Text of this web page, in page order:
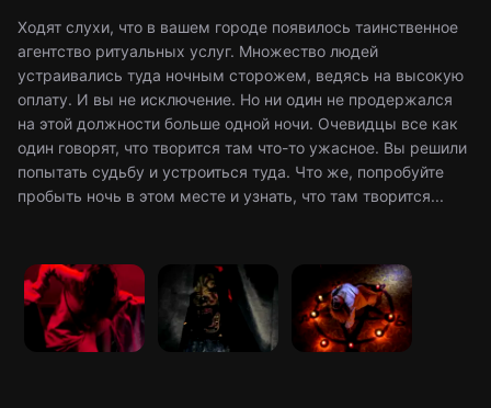
Ходят слухи, что в вашем городе появилось таинственное
агентство ритуальных услуг. Множество людей
устраивались туда ночным сторожем, ведясь на высокую
оплату. И вы не исключение. Но ни один не продержался
на этой должности больше одной ночи. Очевидцы все как
один говорят, что творится там что-то ужасное. Вы решили
попытать судьбу и устроиться туда. Что же, попробуйте
пробыть ночь в этом месте и узнать, что там творится...